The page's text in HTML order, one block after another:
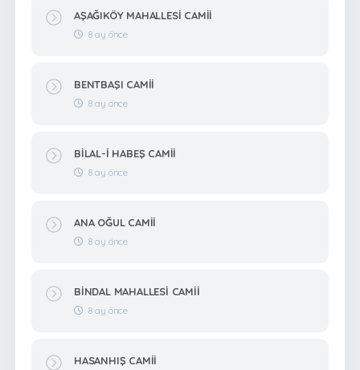
AŞAĞIKÖY MAHALLESİ CAMİİ
8 ay önce
BENTBAŞI CAMİİ
8 ay önce
BİLAL-İ HABEŞ CAMİİ
8 ay önce
ANA OĞUL CAMİİ
8 ay önce
BİNDAL MAHALLESİ CAMİİ
8 ay önce
HASANHIŞ CAMİİ